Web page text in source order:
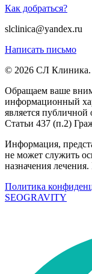
Как добраться?
slclinica@yandex.ru
Написать письмо
© 2026 СЛ
Обращаем ваше
информационный
является
Статьи 437 (п.2)
Информация,
не может служить
назначения
Политика
SEOGRAVITY